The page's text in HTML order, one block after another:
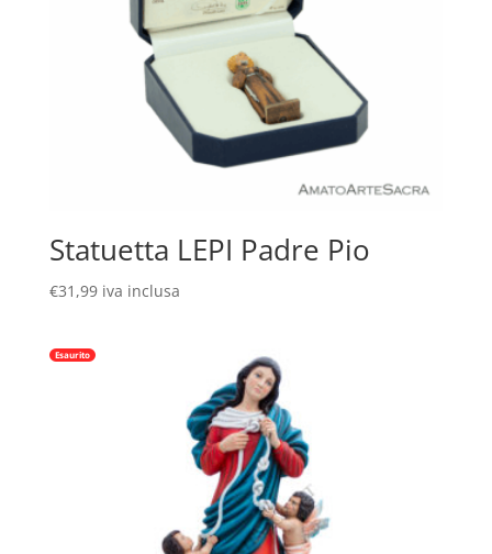
Statuetta LEPI Padre Pio
€31,99 iva inclusa
Esaurito